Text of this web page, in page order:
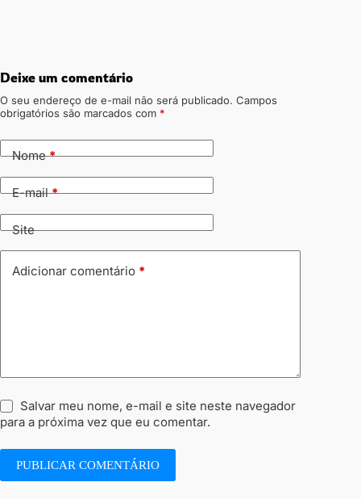
Deixe um comentário
O seu endereço de e-mail não será publicado. Campos
obrigatórios são marcados com *
Nome*
E-mail*
Site
Adicionar comentário *
Salvar meu nome, e-mail e site neste navegador
para a próxima vez que eu comentar.
PUBLICAR COMENTÁRIO